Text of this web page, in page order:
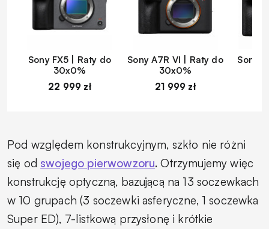
Sony FX5 | Raty do
30x0%
22 999 zł
Sony A7R VI | Raty do
30x0%
21 999 zł
Sony
Pod względem konstrukcyjnym, szkło nie różni
się od swojego pierwowzoru. Otrzymujemy więc
konstrukcję optyczną, bazującą na 13 soczewkach
w 10 grupach (3 soczewki asferyczne, 1 soczewka
Super ED), 7-listkową przysłonę i krótkie